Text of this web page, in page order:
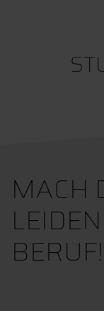
MACH
BERUF!